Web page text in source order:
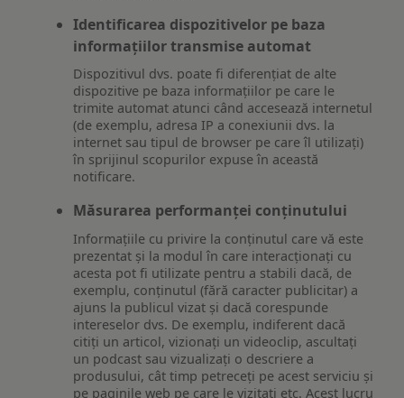
Identificarea dispozitivelor pe baza
informațiilor transmise automat
Dispozitivul dvs. poate fi diferențiat de alte
dispozitive pe baza informațiilor pe care le
trimite automat atunci când accesează internetul
(de exemplu, adresa IP a conexiunii dvs. la
internet sau tipul de browser pe care îl utilizați)
în sprijinul scopurilor expuse în această
notificare.
Măsurarea performanței conținutului
Informațiile cu privire la conținutul care vă este
prezentat și la modul în care interacționați cu
acesta pot fi utilizate pentru a stabili dacă, de
exemplu, conținutul (fără caracter publicitar) a
ajuns la publicul vizat și dacă corespunde
intereselor dvs. De exemplu, indiferent dacă
citiți un articol, vizionați un videoclip, ascultați
un podcast sau vizualizați o descriere a
produsului, cât timp petreceți pe acest serviciu și
pe paginile web pe care le vizitați etc. Acest lucru